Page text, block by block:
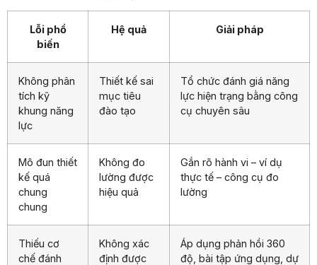
Lỗi phổ
biến
Hệ quả Giải pháp
Không phân
tích kỹ
khung năng
lực
Thiết kế sai
mục tiêu
đào tạo
Tổ chức đánh giá năng
lực hiện trạng bằng công
cụ chuyên sâu
Mô đun thiết
kế quá
chung
chung
Không đo
lường được
hiệu quả
Gắn rõ hành vi – ví dụ
thực tế – công cụ đo
lường
Thiếu cơ
chế đánh
Không xác
định được
Áp dụng phản hồi 360
độ, bài tập ứng dụng, dự